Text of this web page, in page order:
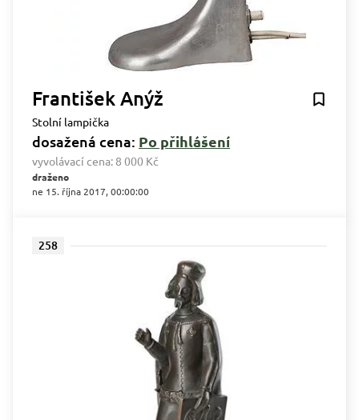
František Anýž
Stolní lampička
dosažená cena: Po přihlášení
vyvolávací cena: 8 000 Kč
draženo
ne 15. října 2017, 00:00:00
258